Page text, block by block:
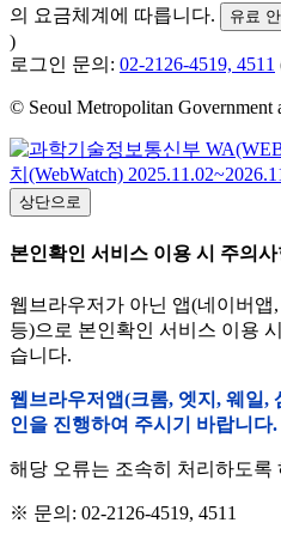
의 요금체계에 따릅니다.
유료
)
로그인 문의: 02-2126-4519, 4511
© Seoul Metropolitan Government
상단으로
본인확인 서비스 이용 시 주의사
웹브라우저가 아닌 앱(네이버앱
등)으로 본인확인 서비스 이용
습니다.
웹브라우저앱(크롬, 엣지, 웨일,
인을 진행하여 주시기 바랍니다.
해당 오류는 조속히 처리하도록
※ 문의: 02-2126-4519, 4511